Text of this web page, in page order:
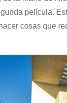
película.
cosas que